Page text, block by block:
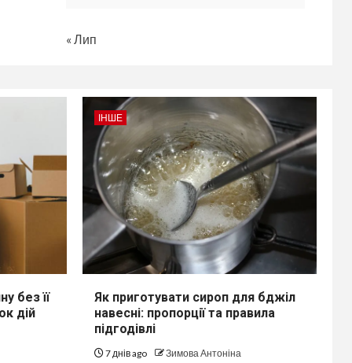
« Лип
без її
дій
ІНШЕ
Як приготувати сироп для бджіл
навесні: пропорції та правила
підгодівлі
7 днів ago Зимова Антоніна